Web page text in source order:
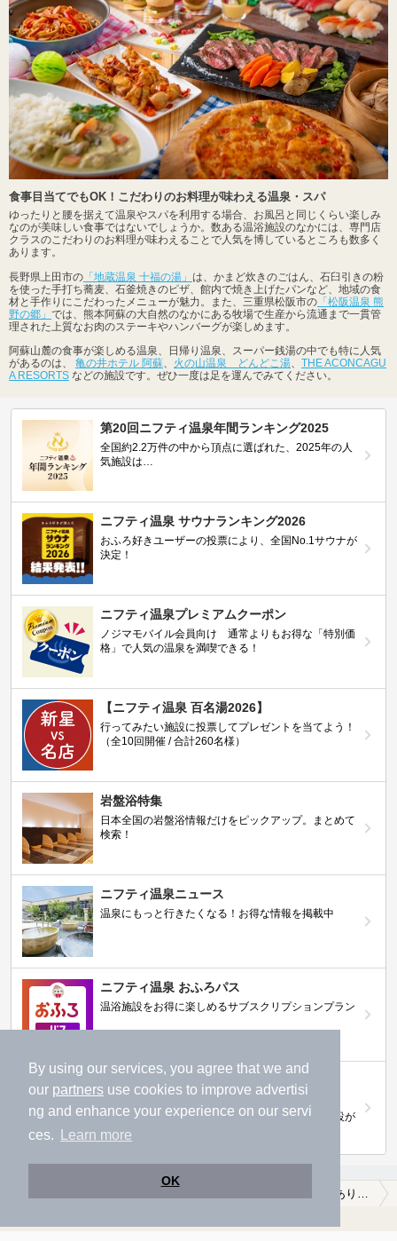
By using our services, you agree that we and
our partners use cookies to improve advertisi
ng and enhance your experience on our servi
ces.
Learn more
OK
食事目当てでもOK！こだわりのお料理が味わえる温泉・スパ
ゆったりと腰を据えて温泉やスパを利用する場合、お風呂と同じくらい楽しみ
なのが美味しい食事ではないでしょうか。数ある温浴施設のなかには、専門店
クラスのこだわりのお料理が味わえることで人気を博しているところも数多く
あります。
長野県上田市の 「地蔵温泉 十福の湯」 は、かまど炊きのごはん、石臼引きの粉
を使った手打ち蕎麦、石釜焼きのピザ、館内で焼き上げたパンなど、地域の食
材と手作りにこだわったメニューが魅力。また、三重県松阪市の 「松阪温泉 熊
野の郷」 では、熊本阿蘇の大自然のなかにある牧場で生産から流通まで一貫管
理された上質なお肉のステーキやハンバーグが楽しめます。
阿蘇山麓の食事が楽しめる温泉、日帰り温泉、スーパー銭湯の中でも特に人気
があるのは、 亀の井ホテル 阿蘇、 火の山温泉 どんどこ湯、 THE ACONCAGU
A RESORTS などの施設です。ぜひ一度は足を運んでみてください。
第20回ニフティ温泉年間ランキング2025
全国約2.2万件の中から頂点に選ばれた、2025年の人
気施設は…
ニフティ温泉 サウナランキング2026
おふろ好きユーザーの投票により、全国No.1サウナが
決定！
ニフティ温泉プレミアムクーポン
ノジマモバイル会員向け 通常よりもお得な「特別価
格」で人気の温泉を満喫できる！
【ニフティ温泉 百名湯2026】
行ってみたい施設に投票してプレゼントを当てよう！
（全10回開催 / 合計260名様）
岩盤浴特集
日本全国の岩盤浴情報だけをピックアップ。まとめて
検索！
ニフティ温泉ニュース
温泉にもっと行きたくなる！お得な情報を掲載中
ニフティ温泉 おふろパス
温浴施設をお得に楽しめるサブスクリプションプラン
【ニフティライフスタイル株主優待のご案
内】
株主優待制度で人気の温浴施設に行こう！対象施設が
拡充されました！